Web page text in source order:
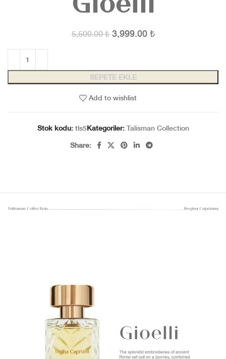
5,500.00₺ 3,999.00 ₺
SEPETE EKLE
Add to wishlist
Stok kodu: tls5Kategoriler: Talisman Collection
Share: